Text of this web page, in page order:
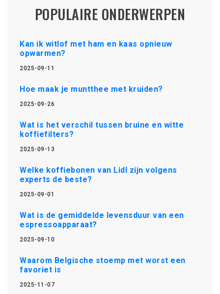
POPULAIRE ONDERWERPEN
Kan ik witlof met ham en kaas opnieuw
opwarmen?
2025-09-11
Hoe maak je muntthee met kruiden?
2025-09-26
Wat is het verschil tussen bruine en witte
koffiefilters?
2025-09-13
Welke koffiebonen van Lidl zijn volgens
experts de beste?
2025-09-01
Wat is de gemiddelde levensduur van een
espressoapparaat?
2025-09-10
Waarom Belgische stoemp met worst een
favoriet is
2025-11-07